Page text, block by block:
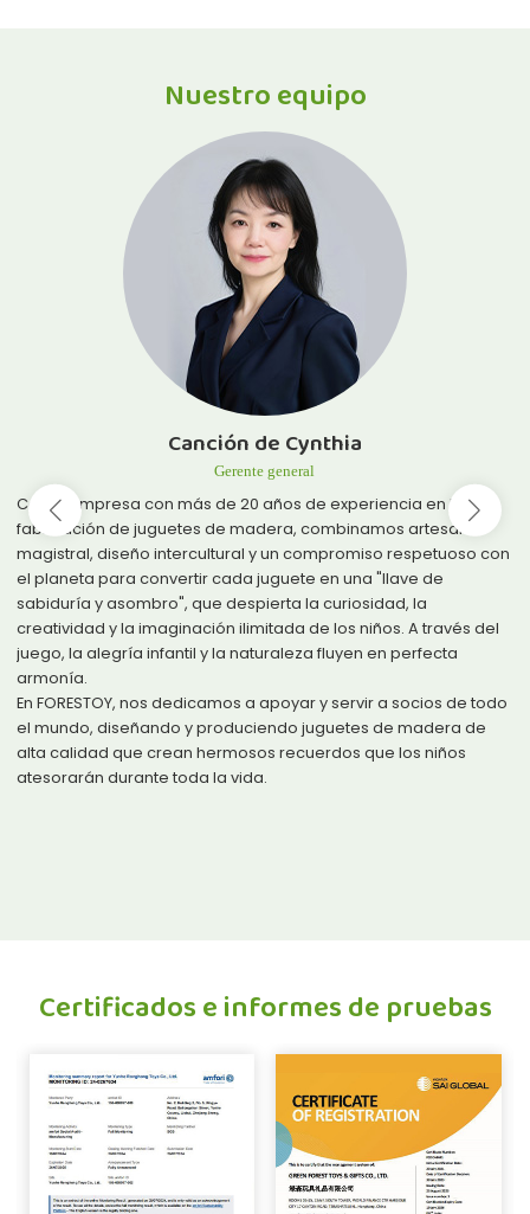
Nuestro equipo
Susan Zhang
Gerente del Departamento de I+D
En Forestoy, no nos conformamos con acumular funciones
superficiales de juguetes. En cambio, nos sumergimos en los
momentos más importantes de la vida familiar:
¿Cómo se puede proteger la curiosidad de un niño durante el
juego?
¿Cómo se puede satisfacer la necesidad de los padres de una
interacción significativa durante el compañerismo?
Diseñamos nuestros productos para que sean socios
silenciosos: comprensivos, solidarios, pero nunca intrusivos.
Cada creación de Forestoy lleva nuestra respuesta: creada con
los dones de la naturaleza, guiada por la auténtica artesanía,
diseñada para una compañía duradera, no para modas
Certificados e informes de pruebas